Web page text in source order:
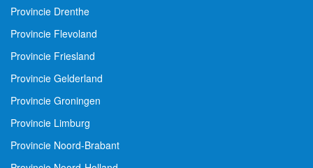
Provincie Drenthe
Provincie Flevoland
Provincie Friesland
Provincie Gelderland
Provincie Groningen
Provincie Limburg
Provincie Noord-Brabant